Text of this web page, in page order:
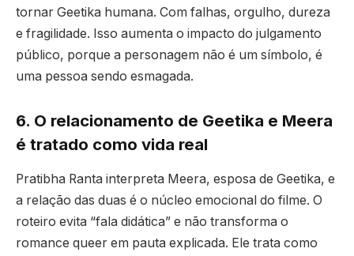
tornar Geetika humana. Com falhas, orgulho, dureza
e fragilidade. Isso aumenta o impacto do julgamento
público, porque a personagem não é um símbolo, é
uma pessoa sendo esmagada.
6. O relacionamento de Geetika e Meera
é tratado como vida real
Pratibha Ranta interpreta Meera, esposa de Geetika, e
a relação das duas é o núcleo emocional do filme. O
roteiro evita “fala didática” e não transforma o
romance queer em pauta explicada. Ele trata como